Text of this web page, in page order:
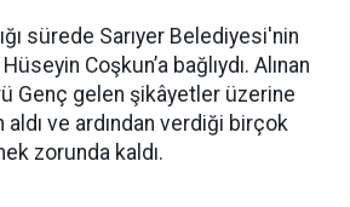
sürede Sarıyer Belediyesi'nin
Coşkun’a bağlıydı. Alınan
Genç gelen şikâyetler üzerine
aldı ve ardından verdiği birçok
zorunda kaldı.